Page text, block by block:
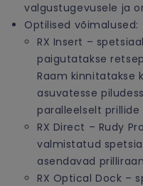
valgustugevusele ja
Optilised võimalused:
RX Insert –
paigutatakse
Raam kinnitatakse
asuvatesse
paralleelselt
RX Direct – Rudy
valmistatud
asendavad
RX Optical Dock –